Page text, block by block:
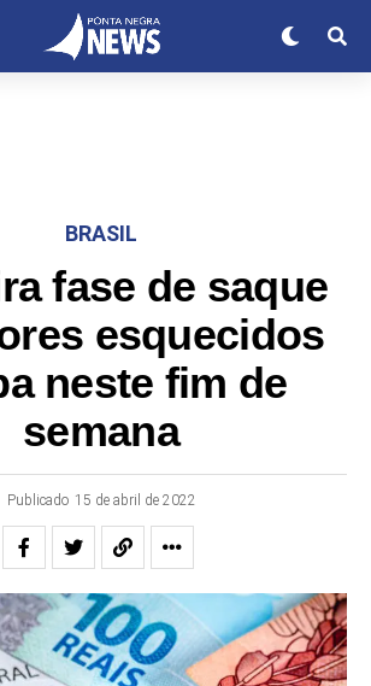
BRASIL
fase de saque
esquecidos
neste fim de
semana
Publicado 15 de abril de 2022